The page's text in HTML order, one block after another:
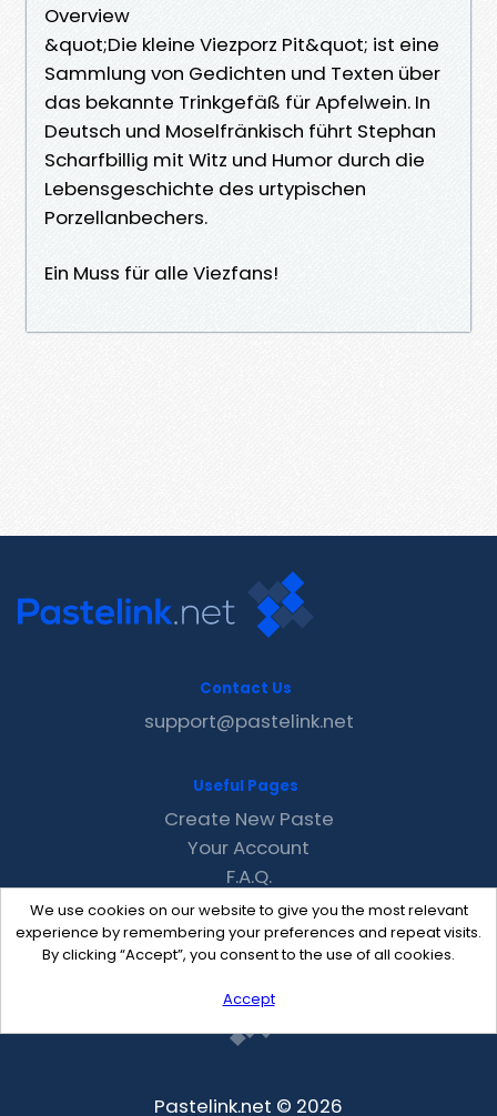
Overview
&quot;Die kleine Viezporz Pit&quot; ist eine
Sammlung von Gedichten und Texten über
das bekannte Trinkgefäß für Apfelwein. In
Deutsch und Moselfränkisch führt Stephan
Scharfbillig mit Witz und Humor durch die
Lebensgeschichte des urtypischen
Porzellanbechers.
Ein Muss für alle Viezfans!
We use cookies on our website to give you the most relevant
experience by remembering your preferences and repeat visits.
By clicking “Accept”, you consent to the use of all cookies.
Accept
Contact Us
support@pastelink.net
Useful Pages
Create New Paste
Your Account
F.A.Q.
Recent
Contact
Pastelink.net © 2026